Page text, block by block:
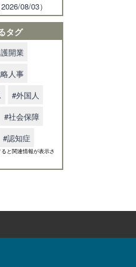
08/03）
タグ
開業
人事
#外国人
#社会保障
#認知症
と関連情報が表示さ